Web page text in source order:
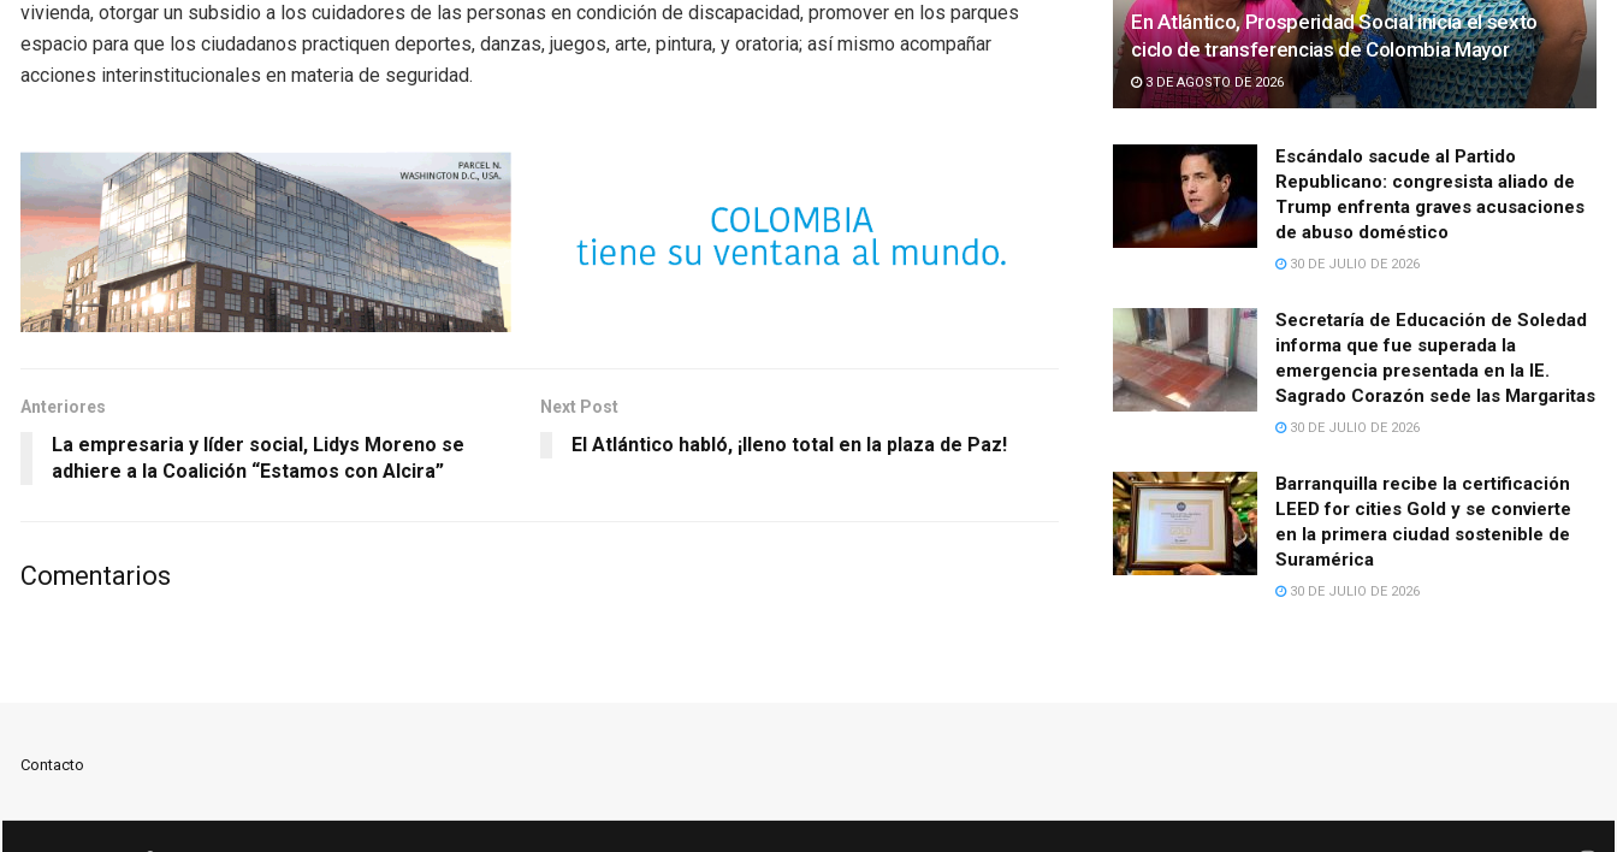
vivienda, otorgar un subsidio a los cuidadores de las personas en condición de discapacidad, promover en los parques
espacio para que los ciudadanos practiquen deportes, danzas, juegos, arte, pintura, y oratoria; así mismo acompañar
acciones interinstitucionales en materia de seguridad.
Anteriores
La empresaria y líder social, Lidys Moreno se
adhiere a la Coalición “Estamos con Alcira”
Next Post
El Atlántico habló, ¡lleno total en la plaza de Paz!
Comentarios
En Atlántico, Prosperidad Social inicia el sexto
ciclo de transferencias de Colombia Mayor
3 DE AGOSTO DE 2026
Escándalo sacude al Partido
Republicano: congresista aliado de
Trump enfrenta graves acusaciones
de abuso doméstico
30 DE JULIO DE 2026
Secretaría de Educación de Soledad
informa que fue superada la
emergencia presentada en la IE.
Sagrado Corazón sede las Margaritas
30 DE JULIO DE 2026
Barranquilla recibe la certificación
LEED for cities Gold y se convierte
en la primera ciudad sostenible de
Suramérica
30 DE JULIO DE 2026
Contacto